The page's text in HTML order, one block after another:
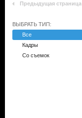
Предыдущая страница
ВЫБРАТЬ ТИП:
Все
Кадры
Со съемок